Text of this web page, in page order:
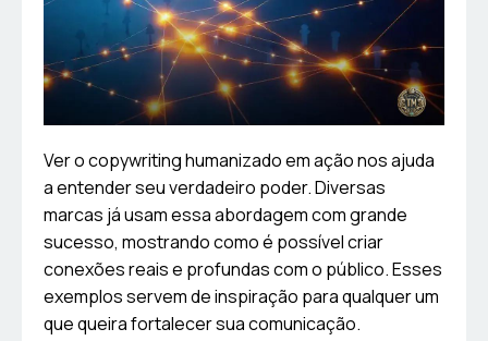
Ver o copywriting humanizado em ação nos ajuda
a entender seu verdadeiro poder. Diversas
marcas já usam essa abordagem com grande
sucesso, mostrando como é possível criar
conexões reais e profundas com o público. Esses
exemplos servem de inspiração para qualquer um
que queira fortalecer sua comunicação.